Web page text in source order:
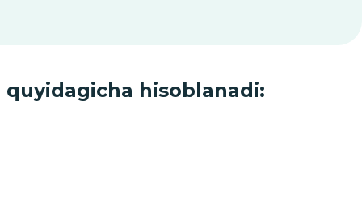
quyidagicha hisoblanadi: